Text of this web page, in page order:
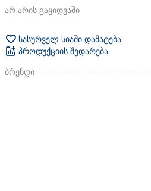
არ არის გაყიდვაში
სასურველ სიაში დამატება
პროდუქციის შედარება
ბრენდი